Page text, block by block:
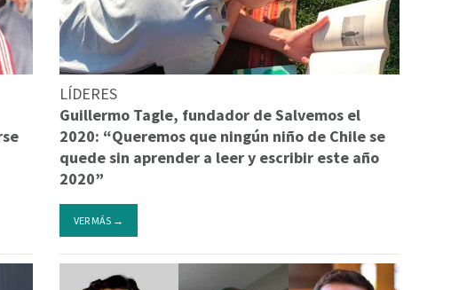
LÍDERES
Guillermo Tagle, fundador de Salvemos el
2020: “Queremos que ningún niño de Chile se
quede sin aprender a leer y escribir este año
2020”
VER MÁS →